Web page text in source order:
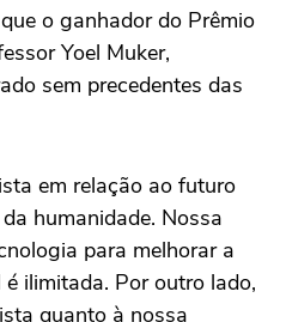
o ganhador do Prêmio
Yoel Muker,
sem precedentes das
em relação ao futuro
humanidade. Nossa
para melhorar a
ilimitada. Por outro lado,
quanto à nossa